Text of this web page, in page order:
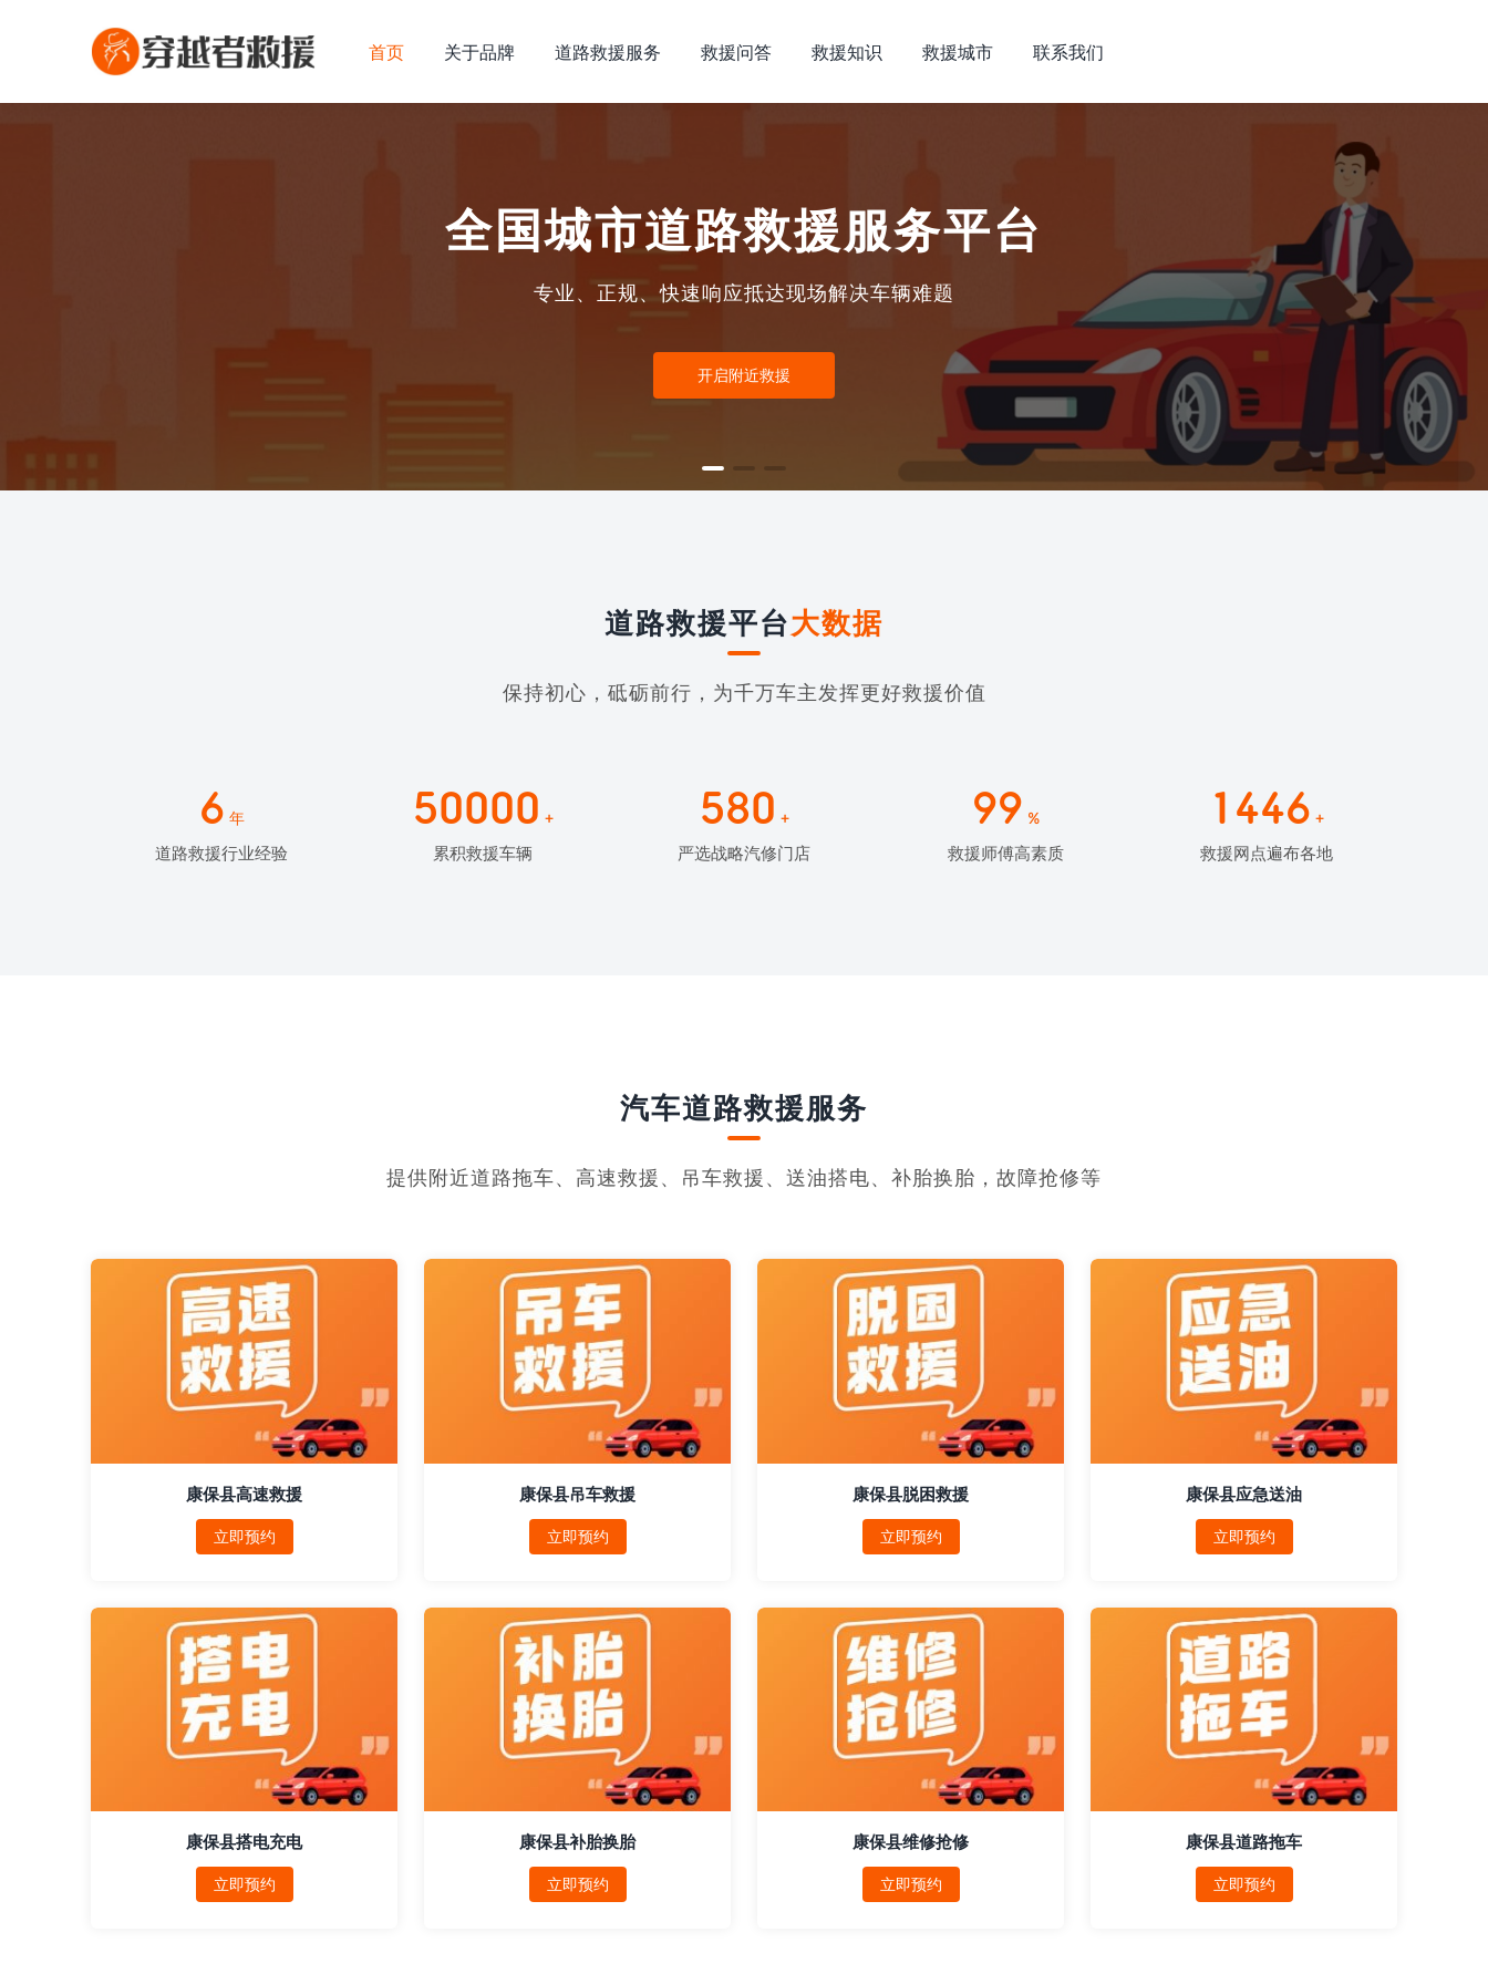
首页 关于品牌 道路救援服务 救援问答 救援知识 救援城市 联系我们
全国城市道路救援服务平台
专业、正规、快速响应抵达现场解决车辆难题
开启附近救援
道路救援平台大数据
保持初心，砥砺前行，为千万车主发挥更好救援价值
6 年
道路救援行业经验
50000 +
累积救援车辆
580 +
严选战略汽修门店
99 %
救援师傅高素质
1446 +
救援网点遍布各地
汽车道路救援服务
提供附近道路拖车、高速救援、吊车救援、送油搭电、补胎换胎，故障抢修等
康保县高速救援
立即预约
康保县吊车救援
立即预约
康保县脱困救援
立即预约
康保县应急送油
立即预约
康保县搭电充电
立即预约
康保县补胎换胎
立即预约
康保县维修抢修
立即预约
康保县道路拖车
立即预约